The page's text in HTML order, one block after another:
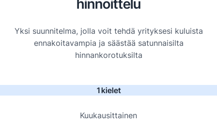
hinnoittelu
Yksi suunnitelma, jolla voit tehdä yrityksesi kuluista
ennakoitavampia ja säästää satunnaisilta
hinnankorotuksilta
1 kielet
Kuukausittainen